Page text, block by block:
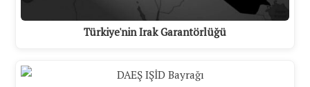
Türkiye'nin Irak Garantörlüğü